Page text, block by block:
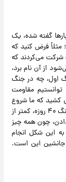
گفته شده، یک
مثلاً فرض کنید که
شرکت می‌کردند که
از آن نام برد،
اول، چه در جنگ
مقاومت
کمتر از ۲۴ ساعت طول کشید که ما شروع
کردیم به پاسخ دادن و همه چیز جایگزین شد. در جنگ ۴۰ روزه، کمتر از
چون همه چیز
این شکل انجام
این است.